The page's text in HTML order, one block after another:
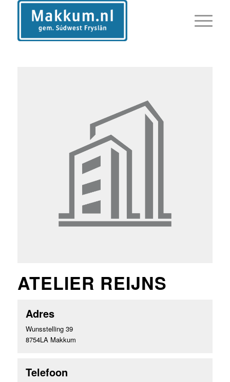
ATELIER REIJNS
Adres
Wunsstelling 39
8754LA Makkum
Telefoon